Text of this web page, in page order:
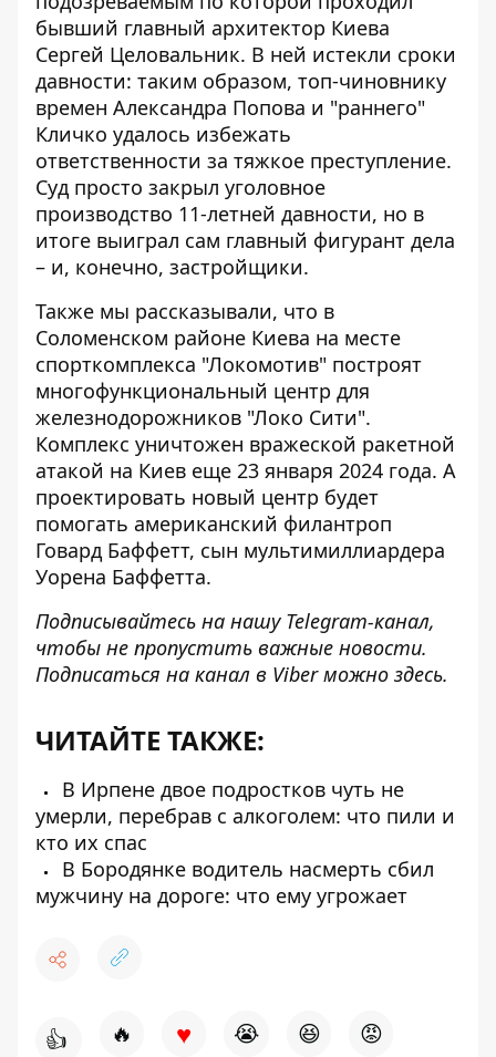
бывший главный архитектор Киева
Сергей Целовальник. В ней истекли сроки
давности: таким образом, топ-чиновнику
времен Александра Попова и "раннего"
Кличко удалось избежать
ответственности за тяжкое преступление.
Суд просто закрыл уголовное
производство 11-летней давности, но в
итоге выиграл сам главный фигурант дела
– и, конечно, застройщики.
Также мы рассказывали, что в
Соломенском районе Киева на месте
спорткомплекса "Локомотив" построят
многофункциональный центр для
железнодорожников "Локо Сити".
Комплекс уничтожен вражеской ракетной
атакой на Киев еще 23 января 2024 года. А
проектировать новый центр будет
помогать американский филантроп
Говард Баффетт, сын мультимиллиардера
Уорена Баффетта.
Подписывайтесь на нашу Telegram-канал,
чтобы не пропустить важные новости.
Подписаться на канал в Viber можно здесь.
ЧИТАЙТЕ ТАКЖЕ:
В Ирпене двое подростков чуть не
умерли, перебрав с алкоголем: что пили и
кто их спас
В Бородянке водитель насмерть сбил
мужчину на дороге: что ему угрожает
👍 🔥 ♥ 😭 😆 😡